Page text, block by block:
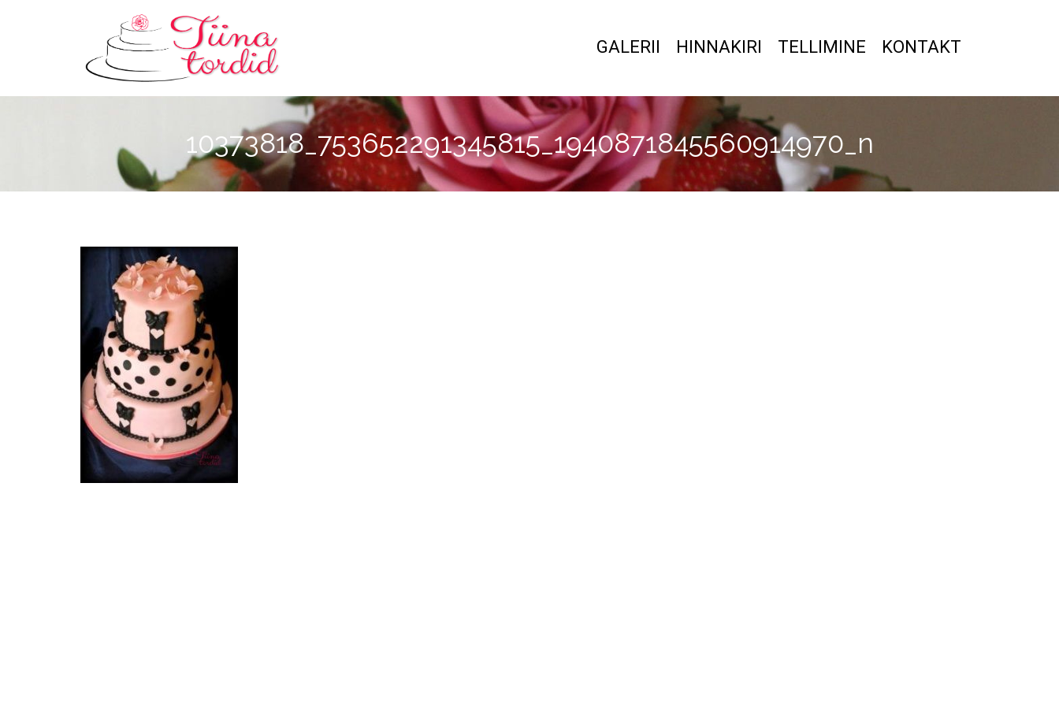
GALERII HINNAKIRI TELLIMINE KONTAKT
10373818_753652291345815_1940871845560914970_n